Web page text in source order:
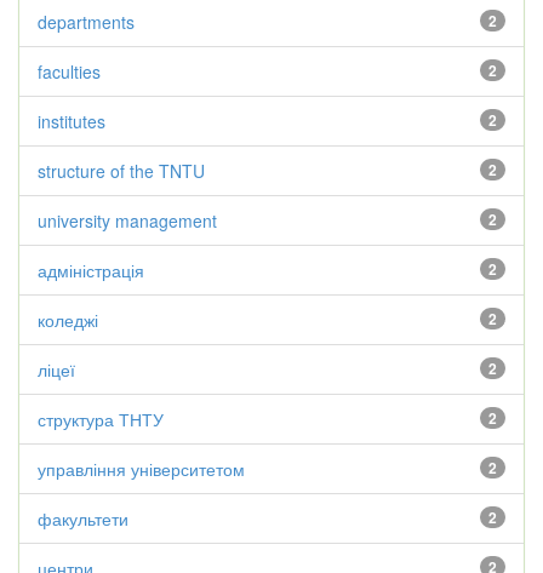
2
departments
2
faculties
2
institutes
2
structure of the TNTU
2
university management
2
адміністрація
2
коледжі
2
ліцеї
2
структура ТНТУ
2
управління університетом
2
факультети
2
центри